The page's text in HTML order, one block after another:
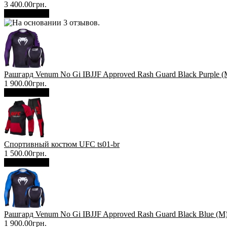
3 400.00грн.
Рашгард Venum No Gi IBJJF Approved Rash Guard Black Purple
1 900.00грн.
Спортивный костюм UFC ts01-br
1 500.00грн.
Рашгард Venum No Gi IBJJF Approved Rash Guard Black Blue
1 900.00грн.